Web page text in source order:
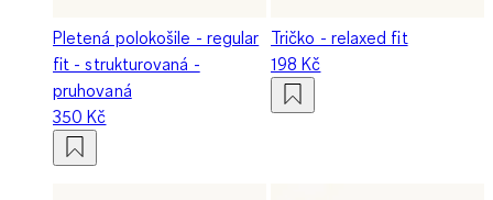
Pletená polokošile - regular
fit - strukturovaná -
pruhovaná
350 Kč
Tričko - relaxed fit
198 Kč